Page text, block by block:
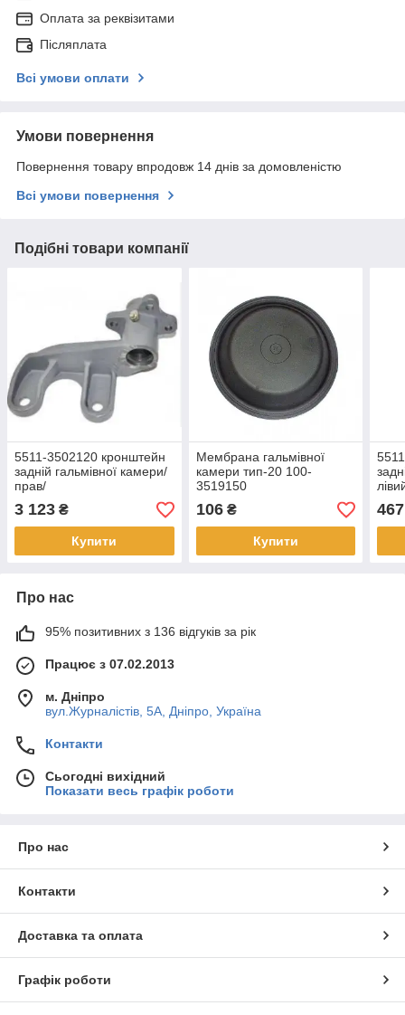
Оплата за реквізитами
Післяплата
Всі умови оплати
Умови повернення
Повернення товару впродовж 14 днів за домовленістю
Всі умови повернення
Подібні товари компанії
5511-3502120 кронштейн
задній гальмівної камери/
прав/
3 123 ₴
Купити
Мембрана гальмівної
камери тип-20 100-
3519150
106₴
Купити
467
Про нас
95% позитивних з 136 відгуків за рік
Працює з 07.02.2013
м. Дніпро
вул.Журналістів, 5А, Дніпро, Україна
Контакти
Сьогодні вихідний
Показати весь графік роботи
Про нас
Контакти
Доставка та оплата
Графік роботи